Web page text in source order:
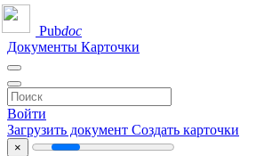
Pubdoc
Документы Карточки
Войти
Загрузить документ Создать карточки
×